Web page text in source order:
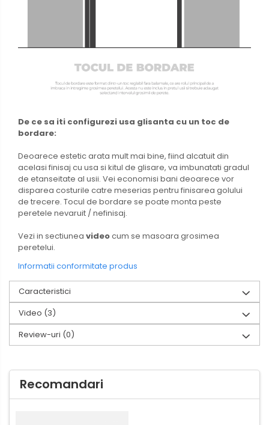
De ce sa iti configurezi usa glisanta cu un toc de
bordare:
Deoarece estetic arata mult mai bine, fiind alcatuit din
acelasi finisaj cu usa si kitul de glisare, va imbunatati gradul
de etanseitate al usii. Vei economisi bani deoarece vor
disparea costurile catre meserias pentru finisarea golului
de trecere. Tocul de bordare se poate monta peste
peretele nevaruit / nefinisaj.
Vezi in sectiunea videocum se masoara grosimea
peretelui.
Informatii conformitate produs
Caracteristici
Video (3)
Review-uri (0)
Recomandari